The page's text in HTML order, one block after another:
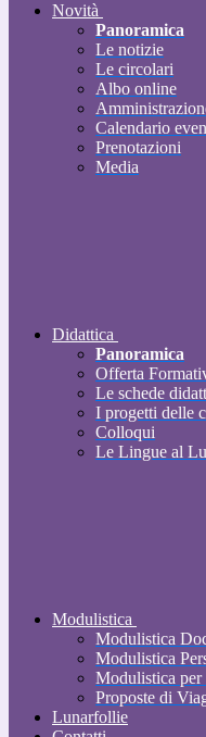
Novità
Panoramica
Le notizie
Le circolari
Albo online
Calendario
Prenotazioni
Media
Didattica
Panoramica
Offerta
Le schede
I progetti delle
Colloqui
Le Lingue al
Modulistica
Modulistica
Modulistica
Modulistica per
Proposte di
Lunarfollie